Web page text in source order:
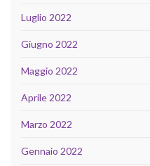
Luglio 2022
Giugno 2022
Maggio 2022
Aprile 2022
Marzo 2022
Gennaio 2022